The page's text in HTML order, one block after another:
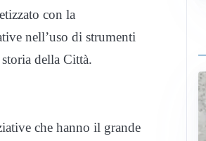
con la
nell’uso di strumenti
della Città.
che hanno il grande